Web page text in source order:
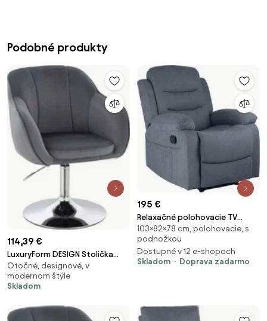
Podobné produkty
114,39 €
LuxuryForm DESIGN Stolička
AVOLA VELUR na striebornom
tanieri - tmavo šedá
Otočné, designové, v
modernom štýle
Skladom
195 €
Relaxačné polohovacie TV
kreslo FORN — látka, sivá,
nosnosť 130 kg
103×82×78 cm, polohovacie, s
podnožkou
Dostupné v 12 e-shopoch
Skladom
Doprava zadarmo